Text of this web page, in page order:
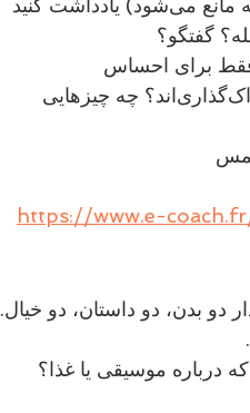
گفتگو؟
فانتزی‌ها را از نیازهای واقعی جدا کنید: چه چیزهایی قابل اشتراک‌گذاری‌اند؟ چه چیزهایی
لمس
https://www.e-
بدن، دو داستان، دو خیال.